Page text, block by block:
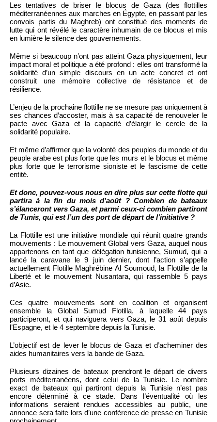
Les tentatives de briser le blocus de Gaza (des flottilles
méditerranéennes aux marches en Égypte, en passant par les
convois partis du Maghreb) ont constitué des moments de
lutte qui ont révélé le caractère inhumain de ce blocus et mis
en lumière le silence des gouvernements.
Même si beaucoup n’ont pas atteint Gaza physiquement, leur
impact moral et politique a été profond : elles ont transformé la
solidarité d’un simple discours en un acte concret et ont
construit une mémoire collective de résistance et de
résilience.
L’enjeu de la prochaine flottille ne se mesure pas uniquement à
ses chances d’accoster, mais à sa capacité de renouveler le
pacte avec Gaza et la capacité d’élargir le cercle de la
solidarité populaire.
Et même d’affirmer que la volonté des peuples du monde et du
peuple arabe est plus forte que les murs et le blocus et même
plus forte que le terrorisme sioniste et le fascisme de cette
entité.
Et donc, pouvez-vous nous en dire plus sur cette flotte qui
partira à la fin du mois d’août ? Combien de bateaux
s’élanceront vers Gaza, et parmi ceux-ci combien partiront
de Tunis, qui est l’un des port de départ de l’initiative ?
La Flottille est une initiative mondiale qui réunit quatre grands
mouvements : Le mouvement Global vers Gaza, auquel nous
appartenons en tant que délégation tunisienne, Sumud, qui a
lancé la caravane le 9 juin dernier, dont l’action s’appelle
actuellement Flotille Maghrébine Al Soumoud, la Flottille de la
Liberté et le mouvement Nusantara, qui rassemble 5 pays
d’Asie.
Ces quatre mouvements sont en coalition et organisent
ensemble la Global Sumud Flotilla, à laquelle 44 pays
participeront, et qui naviguera vers Gaza, le 31 août depuis
l’Espagne, et le 4 septembre depuis la Tunisie.
L’objectif est de lever le blocus de Gaza et d’acheminer des
aides humanitaires vers la bande de Gaza.
Plusieurs dizaines de bateaux prendront le départ de divers
ports méditerranéens, dont celui de la Tunisie. Le nombre
exact de bateaux qui partiront depuis la Tunisie n’est pas
encore déterminé à ce stade. Dans l’éventualité où les
informations seraient rendues accessibles au public, une
annonce sera faite lors d’une conférence de presse en Tunisie